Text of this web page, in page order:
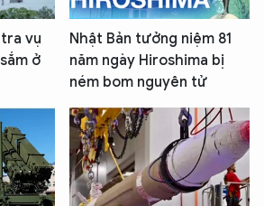
vụ
ở
Nhật Bản tưởng niệm 81
năm ngày Hiroshima bị
ném bom nguyên tử